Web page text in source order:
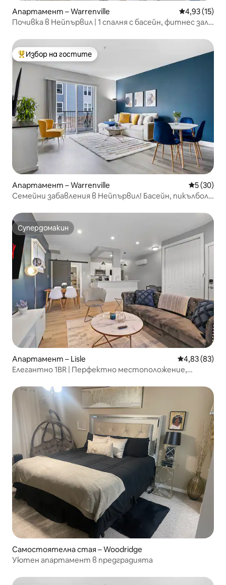
Апартамент – Warrenville Средна
4,93 (15)
Почивка в Нейпървил | 1 спалня с басейн, фитнес зала
Най-популярен избор на гостите
Избор на гостите
Апартамент – Warrenville Средна
5 (30)
Семейни забавления в Нейпървил! Басейн, пикълбол,
Супердомакин
Супердомакин
Апартамент – Lisle Средна
4,83 (83)
Елегантно 1BR | Перфектно местоположение,
Самостоятелна стая – Woodridge
Уютен апартамент в предградията